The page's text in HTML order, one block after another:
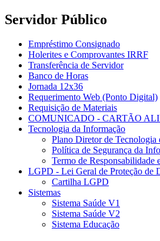
Servidor Público
Empréstimo Consignado
Holerites e Comprovantes IRRF
Transferência de Servidor
Banco de Horas
Jornada 12x36
Requerimento Web (Ponto Digital)
Requisição de Materiais
COMUNICADO - CARTÃO
Tecnologia da Informação
Plano Diretor de
Política de Segurança da
Termo de Responsabilidade
LGPD - Lei Geral de Proteção de
Cartilha LGPD
Sistemas
Sistema Saúde V1
Sistema Saúde V2
Sistema Educação